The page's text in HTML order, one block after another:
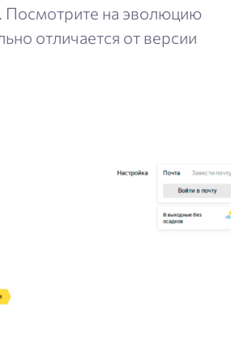
Посмотрите на эволюцию
отличается от версии